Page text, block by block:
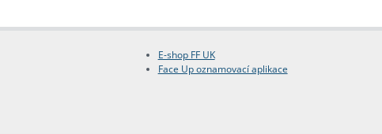
E-shop FF UK
Face Up oznamovací aplikace